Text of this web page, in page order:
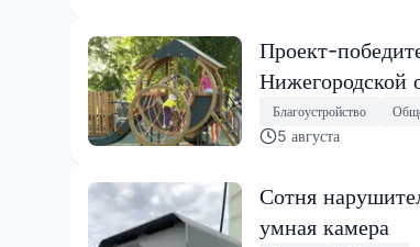
Проект-
Нижегородской
Благоустройство
5 августа
Сотня
умная камера